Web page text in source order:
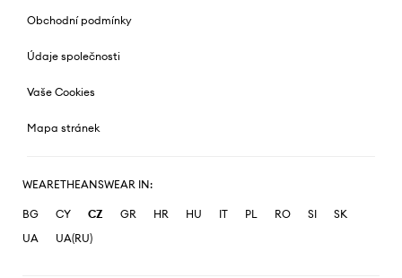
Obchodní podmínky
Údaje společnosti
Vaše Cookies
Mapa stránek
WEARETHEANSWEAR IN:
BG CY CZ GR HR HU IT PL RO SI
SK
UA
UA(RU)